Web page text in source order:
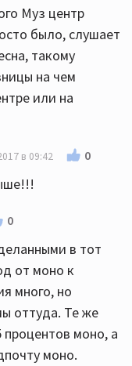
Муз центр
было, слушает
такому
на чем
или на
в 09:42 0
0
в тот
от моно к
много, но
оттуда. Те же
моно, а
моно.